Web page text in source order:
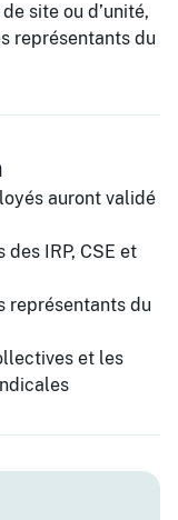
site ou d’unité,
représentants du
auront validé
IRP, CSE et
représentants du
et les